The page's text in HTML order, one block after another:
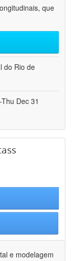
que
do Rio de
Dec 31
e modelagem